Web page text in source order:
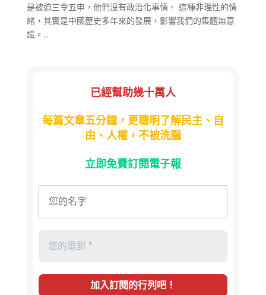
是被迫三令五申，他們沒有政治化事情。 這種非理性的情
緒，其實是中國歷史多年來的發展，影響我們的集體無意
識。...
已經幫助幾十萬人
每篇文章五分鐘，更聰明了解民主、自
由、人權，不被洗腦
立即免費訂閱電子報